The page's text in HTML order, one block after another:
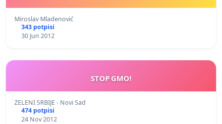
Miroslav Mladenović
343 potpisi
30 Jun 2012
STOP GMO!
ZELENI SRBIJE - Novi Sad
474 potpisi
24 Nov 2012